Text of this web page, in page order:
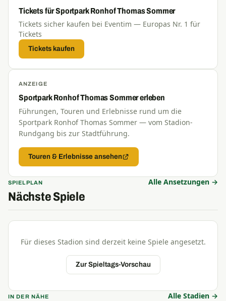
Tickets für Sportpark Ronhof Thomas Sommer
Tickets sicher kaufen bei Eventim — Europas Nr. 1 für
Tickets
Tickets kaufen
ANZEIGE
Sportpark Ronhof Thomas Sommer erleben
Führungen, Touren und Erlebnisse rund um die
Sportpark Ronhof Thomas Sommer — vom Stadion-
Rundgang bis zur Stadtführung.
Touren & Erlebnisse ansehen
SPIELPLAN
Nächste Spiele
Alle Ansetzungen →
Für dieses Stadion sind derzeit keine Spiele angesetzt.
Zur Spieltags-Vorschau
IN DER NÄHE Alle Stadien →